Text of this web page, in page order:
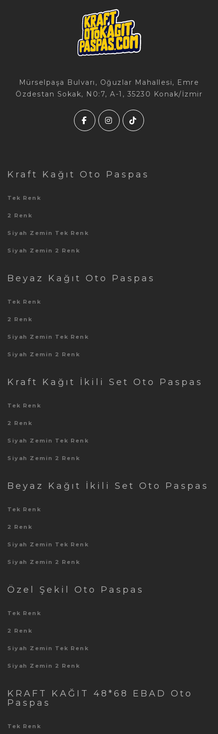
Mürselpaşa Bulvarı, Oğuzlar Mahallesi, Emre
Özdestan Sokak, N0:7, A-1, 35230 Konak/İzmir
Kraft Kağıt Oto Paspas
Tek Renk
2 Renk
Siyah Zemin Tek Renk
Siyah Zemin 2 Renk
Beyaz Kağıt Oto Paspas
Tek Renk
2 Renk
Siyah Zemin Tek Renk
Siyah Zemin 2 Renk
Kraft Kağıt İkili Set Oto Paspas
Tek Renk
2 Renk
Siyah Zemin Tek Renk
Siyah Zemin 2 Renk
Beyaz Kağıt İkili Set Oto Paspas
Tek Renk
2 Renk
Siyah Zemin Tek Renk
Siyah Zemin 2 Renk
Özel Şekil Oto Paspas
Tek Renk
2 Renk
Siyah Zemin Tek Renk
Siyah Zemin 2 Renk
KRAFT KAĞIT 48*68 EBAD Oto
Paspas
Tek Renk